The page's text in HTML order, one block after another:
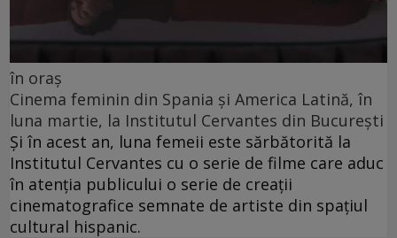
în oraș
Cinema feminin din Spania și America Latină, în
luna martie, la Institutul Cervantes din București
Și în acest an, luna femeii este sărbătorită la
Institutul Cervantes cu o serie de filme care aduc
în atenția publicului o serie de creații
cinematografice semnate de artiste din spațiul
cultural hispanic.